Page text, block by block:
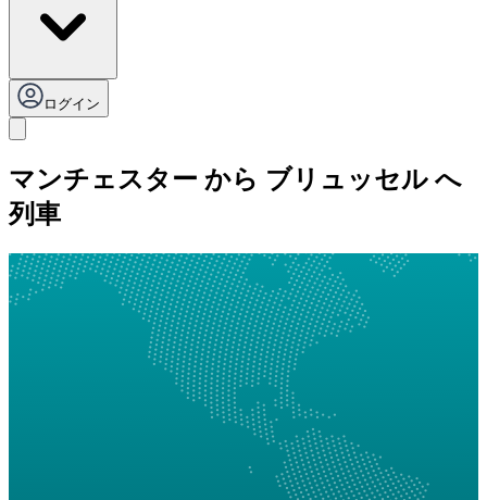
ログイン
マンチェスター から ブリュッセル へ
列車